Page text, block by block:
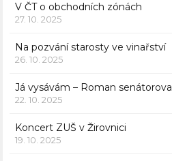
V ČT o obchodních zónách
27. 10. 2025
Na pozvání starosty ve vinařství
26. 10. 2025
Já vysávám – Roman senátoroval
22. 10. 2025
Koncert ZUŠ v Žirovnici
19. 10. 2025